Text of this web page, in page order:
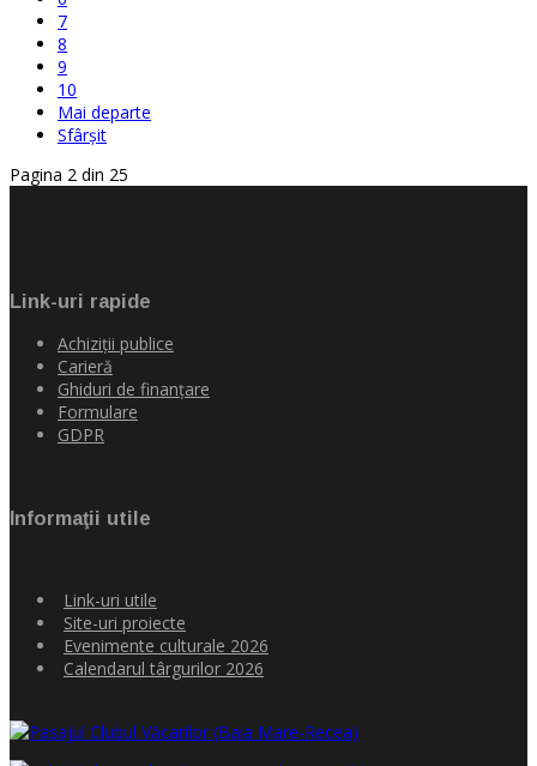
7
8
9
10
Mai departe
Sfârșit
Pagina 2 din 25
Link-uri rapide
Achiziţii publice
Carieră
Ghiduri de finanţare
Formulare
GDPR
Informaţii utile
Link-uri utile
Site-uri proiecte
Evenimente culturale 2026
Calendarul târgurilor 2026